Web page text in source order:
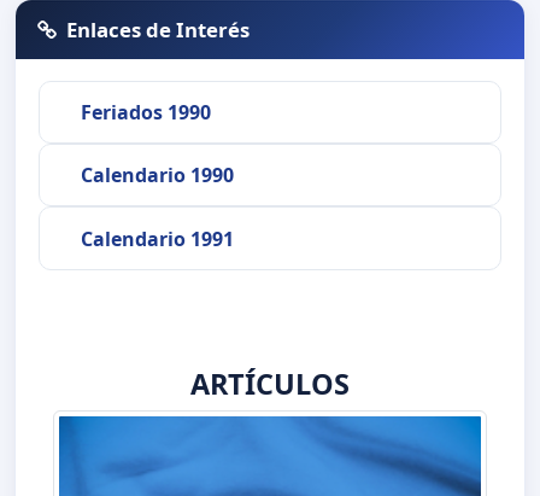
Enlaces de Interés
Feriados 1990
Calendario 1990
Calendario 1991
ARTÍCULOS